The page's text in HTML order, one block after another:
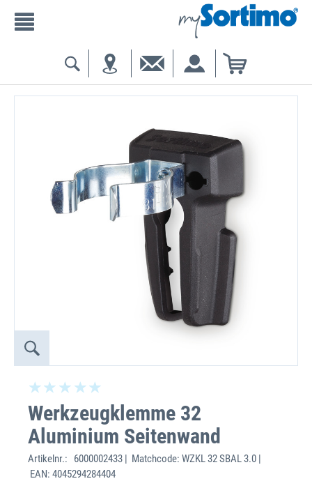
Werkzeugklemme 32
Aluminium Seitenwand
Artikelnr.:
6000002433 | Matchcode: WZKL 32 SBAL 3.0 |
EAN: 4045294284404